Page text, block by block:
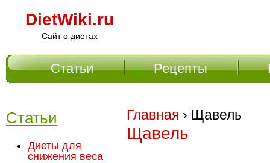
DietWiki.ru
Сайт о диетах
Главная › Щавель
Щавель
Главное меню
Статьи Рецепты
Статьи
Диеты для
снижения веса